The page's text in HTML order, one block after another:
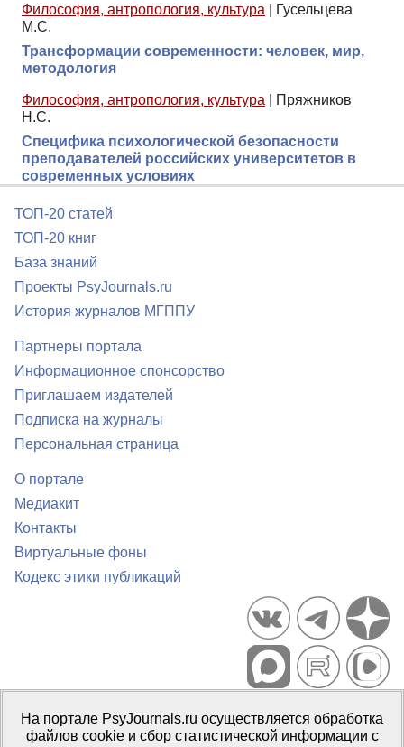
Философия, антропология, культура
Гусельцева
М.С.
Трансформации современности: человек, мир,
методология
Философия, антропология, культура
Пряжников
Н.С.
Специфика психологической безопасности
преподавателей российских университетов в
современных условиях
ТОП-20 статей
ТОП-20 книг
База знаний
Проекты PsyJournals.ru
История журналов МГППУ
Партнеры портала
Информационное спонсорство
Приглашаем издателей
Подписка на журналы
Персональная страница
О портале
Медиакит
Контакты
Виртуальные фоны
Кодекс этики публикаций
Портал психологических изданий PsyJournals.ru, 2007–2026
Правила использования материалов
На портале PsyJournals.ru осуществляется обработка
файлов cookie и сбор статистической информации с